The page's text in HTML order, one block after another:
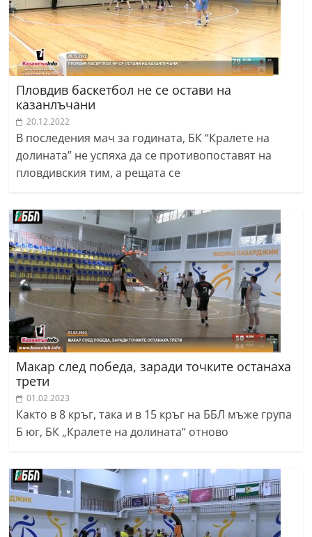
r
y
-
k
a
z
n
k
.
c
o
m
Пловдив баскетбол не се остави на
казанлъчани
20.12.2022
В последения мач за годината, БК “Кралете на
долината” не успяха да се противопоставят на
пловдивския тим, а рещата се
Макар след победа, заради точките останаха
трети
01.02.2023
Както в 8 кръг, така и в 15 кръг на ББЛ мъже група
Б юг, БК „Кралете на долината“ отново